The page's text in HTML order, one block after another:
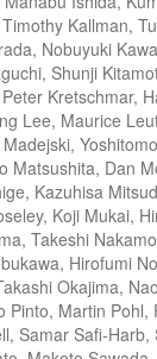
Kallman,
Nobuyuki
Shunji
Kretschmar,
Lee, Maurice
Matsushita, Dan
Kazuhisa
Koji Mukai,
Takeshi
Hirofumi
Okajima,
Pinto, Martin
Samar Safi-